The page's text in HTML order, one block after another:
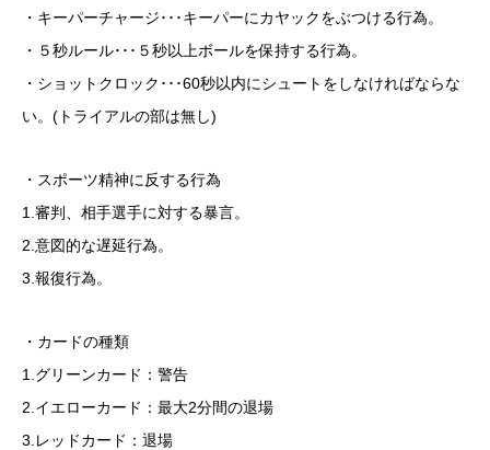
・キーパーチャージ･･･キーパーにカヤックをぶつける行為。
・５秒ルール･･･５秒以上ボールを保持する行為。
・ショットクロック･･･60秒以内にシュートをしなければならな
い。(トライアルの部は無し)
・スポーツ精神に反する⾏為
1.審判、相⼿選⼿に対する暴⾔。
2.意図的な遅延⾏為。
3.報復⾏為。
・カードの種類
1.グリーンカード：警告
2.イエローカード：最⼤2分間の退場
3.レッドカード：退場